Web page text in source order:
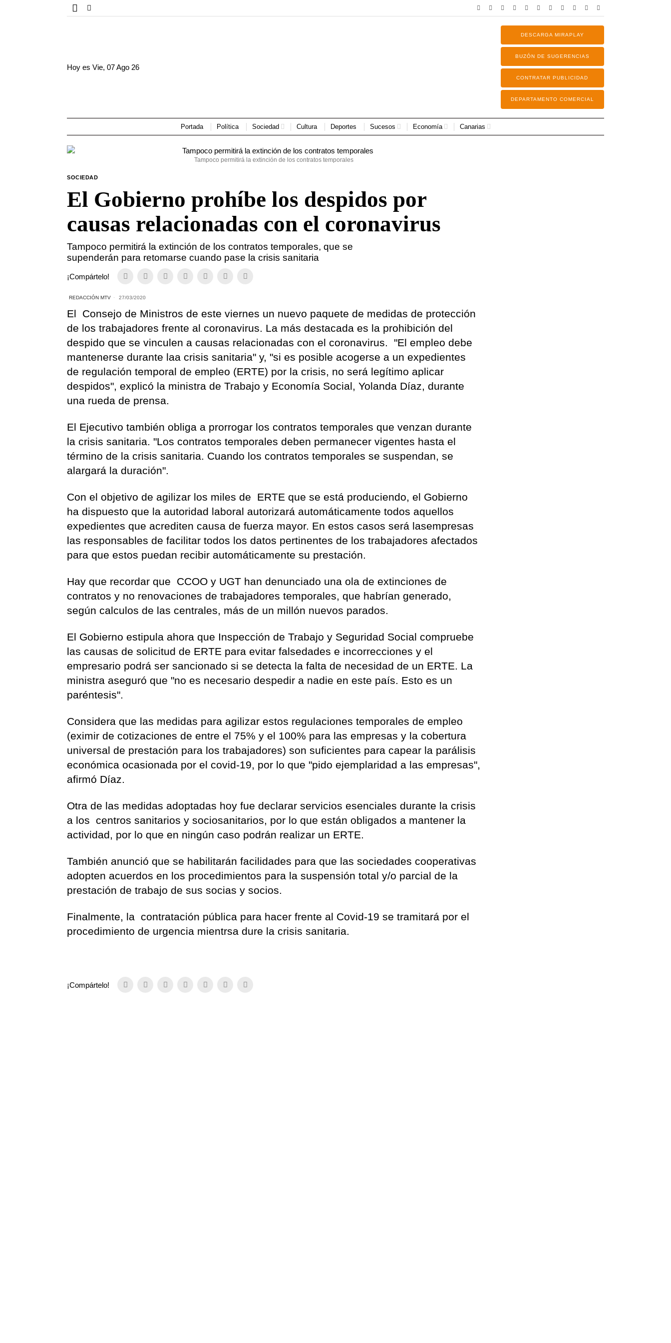
Hoy esVie, 07 Ago 26
DESCARGA MIRAPLAY
BUZÓN DE SUGERENCIAS
CONTRATAR PUBLICIDAD
DEPARTAMENTO COMERCIAL
Portada Política Sociedad Cultura Deportes Sucesos Economía Canarias
Tampoco permitirá la extinción de los contratos temporales
SOCIEDAD
El Gobierno prohíbe los despidos por
causas relacionadas con el coronavirus
Tampoco permitirá la extinción de los contratos temporales, que se
supenderán para retomarse cuando pase la crisis sanitaria
¡Compártelo!
REDACCIÓN MTV 27/03/2020
El Consejo de Ministros de este viernes un nuevo paquete de medidas de protección
de los trabajadores frente al coronavirus. La más destacada es la prohibición del
despido que se vinculen a causas relacionadas con el coronavirus. "El empleo debe
mantenerse durante laa crisis sanitaria" y, "si es posible acogerse a unexpedientes
de regulación temporal de empleo (ERTE) por la crisis, no será legítimo aplicar
despidos", explicó la ministra de Trabajo y Economía Social, Yolanda Díaz, durante
una rueda de prensa.
El Ejecutivo también obliga a prorrogar los contratos temporales que venzan durante
la crisis sanitaria. "Los contratos temporales deben permanecer vigentes hasta el
término de la crisis sanitaria. Cuando los contratos temporales se suspendan, se
alargará la duración".
Con el objetivo de agilizar los miles de ERTE que se está produciendo, el Gobierno
ha dispuesto que la autoridad laboral autorizará automáticamente todos aquellos
expedientes que acrediten causa de fuerza mayor. En estos casos será lasempresas
las responsables de facilitar todos los datos pertinentes de los trabajadores afectados
para que estos puedan recibir automáticamente su prestación.
Hay que recordar que CCOO y UGT han denunciado una ola de extinciones de
contratos y no renovaciones de trabajadores temporales, que habrían generado,
según calculos de las centrales, más de un millón nuevos parados.
El Gobierno estipula ahora que Inspección de Trabajo y Seguridad Social compruebe
las causas de solicitud de ERTE para evitar falsedades e incorrecciones y el
empresario podrá ser sancionado si se detecta la falta de necesidad de un ERTE. La
ministra aseguró que "no es necesario despedir a nadie en este país. Esto es un
paréntesis".
Considera que las medidas para agilizar estos regulaciones temporales de empleo
(eximir de cotizaciones de entre el 75% y el 100% para las empresas y la cobertura
universal de prestación para los trabajadores) son suficientes para capear la parálisis
económica ocasionada por el covid-19, por lo que "pido ejemplaridad a las empresas",
afirmó Díaz.
Otra de las medidas adoptadas hoy fue declarar servicios esenciales durante la crisis
a los centros sanitarios y sociosanitarios, por lo que están obligados a mantener la
actividad, por lo que en ningún caso podrán realizar un ERTE.
También anunció quese habilitarán facilidades para que las sociedades cooperativas
adopten acuerdos en los procedimientos para la suspensión total y/o parcial de la
prestación de trabajo de sus socias y socios.
Finalmente, la contratación pública para hacer frente al Covid-19 se tramitará por el
procedimiento de urgencia mientrsa dure la crisis sanitaria.
¡Compártelo!